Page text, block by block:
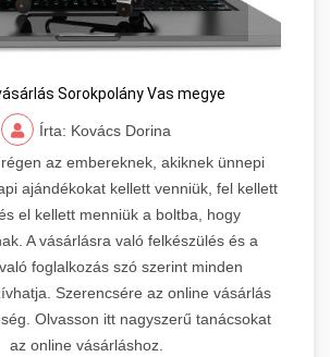
Sorokpolány Vas megye
Írta: Kovács Dorina
az embereknek, akiknek ünnepi
ajándékokat kellett venniük, fel kellett
el kellett menniük a boltba, hogy
A vásárlásra való felkészülés és a
foglalkozás szó szerint minden
Szerencsére az online vásárlás
Olvasson itt nagyszerű tanácsokat
az online vásárláshoz.